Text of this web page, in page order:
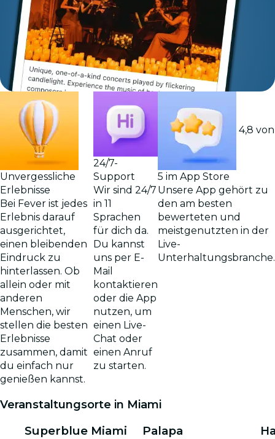
Unvergessliche
Erlebnisse
Bei Fever ist jedes
Erlebnis darauf
ausgerichtet,
einen bleibenden
Eindruck zu
hinterlassen. Ob
allein oder mit
anderen
Menschen, wir
stellen die besten
Erlebnisse
zusammen, damit
du einfach nur
genießen kannst.
24/7-
Support
Wir sind 24/7
in 11
Sprachen
für dich da.
Du kannst
uns per E-
Mail
kontaktieren
oder die App
nutzen, um
einen Live-
Chat oder
einen Anruf
zu starten.
4,8 von
5 im App Store
Unsere App gehört zu
den am besten
bewerteten und
meistgenutzten in der
Live-
Unterhaltungsbranche.
Veranstaltungsorte in Miami
Superblue Miami Palapa